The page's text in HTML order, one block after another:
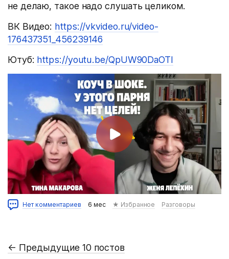
не делаю, такое надо слушать целиком.
ВК Видео: https://vkvideo.ru/video-
176437351_456239146
Ютуб: https://youtu.be/QpUW90DaOTI
Нет комментариев 6 мес ★ Избранное Разговоры
← Предыдущие 10 постов